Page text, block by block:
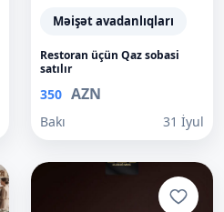
Məişət avadanlıqları
Restoran üçün Qaz sobasi
satılır
350 AZN
Bakı 31 İyul